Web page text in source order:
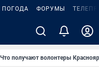
ПОГОДА ФОРУМЫ
Что получают волонтеры